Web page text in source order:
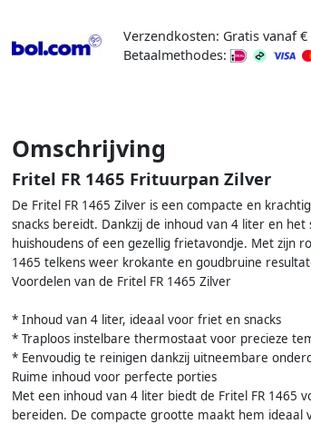
Verzendkosten: Gratis vanaf €
Betaalmethodes:
Omschrijving
Fritel FR 1465 Frituurpan Zilver
De Fritel FR 1465 Zilver is een compacte en
snacks bereidt. Dankzij de inhoud van 4 liter en
huishoudens of een gezellig frietavondje. Met zijn
1465 telkens weer krokante en goudbruine
Voordelen van de Fritel FR 1465 Zilver
* Inhoud van 4 liter, ideaal voor friet en snacks
* Traploos instelbare thermostaat voor precieze
* Eenvoudig te reinigen dankzij uitneembare
Ruime inhoud voor perfecte porties
Met een inhoud van 4 liter biedt de Fritel FR 1465
bereiden. De compacte grootte maakt hem ideaal